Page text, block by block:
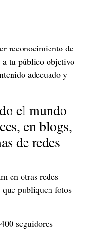
reconocimiento de
a tu público objetivo
adecuado y
el mundo
en blogs,
de redes
en otras redes
publiquen fotos
seguidores